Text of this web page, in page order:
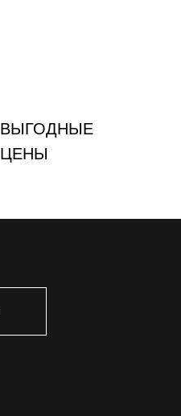
ВЫГОДНЫЕ
ЦЕНЫ